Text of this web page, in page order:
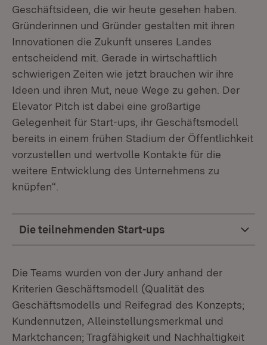
Geschäftsideen, die wir heute gesehen haben.
Gründerinnen und Gründer gestalten mit ihren
Innovationen die Zukunft unseres Landes
entscheidend mit. Gerade in wirtschaftlich
schwierigen Zeiten wie jetzt brauchen wir ihre
Ideen und ihren Mut, neue Wege zu gehen. Der
Elevator Pitch ist dabei eine großartige
Gelegenheit für Start-ups, ihr Geschäftsmodell
bereits in einem frühen Stadium der Öffentlichkeit
vorzustellen und wertvolle Kontakte für die
weitere Entwicklung des Unternehmens zu
knüpfen“.
Die teilnehmenden Start-ups
Die Teams wurden von der Jury anhand der
Kriterien Geschäftsmodell (Qualität des
Geschäftsmodells und Reifegrad des Konzepts;
Kundennutzen, Alleinstellungsmerkmal und
Marktchancen; Tragfähigkeit und Nachhaltigkeit